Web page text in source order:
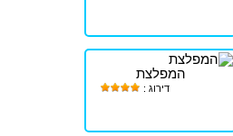
המפלצת
דירוג :